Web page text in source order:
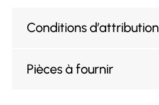
Conditions d’attribution
Pièces à fournir